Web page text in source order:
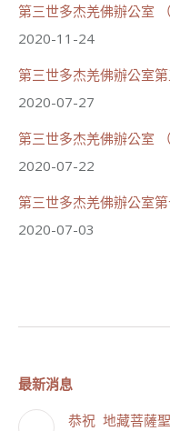
第三世多杰羌佛辦公室
2020-11-24
第三世多杰羌佛辦公室
2020-07-27
第三世多杰羌佛辦公室
2020-07-22
第三世多杰羌佛辦公室
2020-07-03
最新消息
恭祝 地藏菩薩